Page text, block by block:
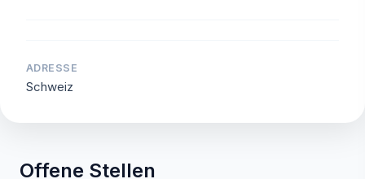
ADRESSE
Schweiz
Offene Stellen